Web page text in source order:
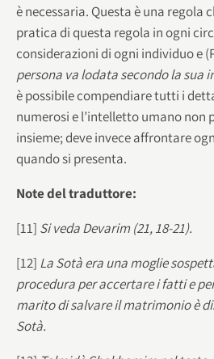
è necessaria. Questa è una regola
pratica di questa regola in ogni
considerazioni di ogni individuo e
persona va lodata secondo la sua
è possibile compendiare tutti i
numerosi e l’intelletto umano
insieme; deve invece affrontare
quando si presenta.
Note del traduttore:
[11] Si veda Devarim (21, 18-21).
[12] La Sotà era una moglie
procedura per accertare i fatti e
marito di salvare il matrimonio è
Sotà.